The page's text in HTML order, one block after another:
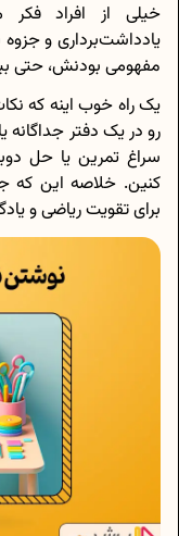
خیلی‌ از افراد
یادداشت‌برداری و
مفهومی بودنش، حتی
یک راه خوب اینه که
رو در یک دفتر
سراغ تمرین یا حل
کنین. خلاصه این که
برای تقویت ریاضی و